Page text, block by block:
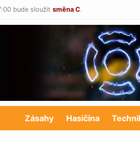
bude sloužit směna C.
Zásahy Hasičina